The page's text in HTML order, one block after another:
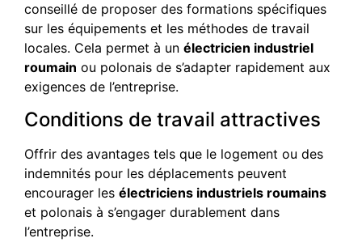
conseillé de proposer des formations spécifiques
sur les équipements et les méthodes de travail
locales. Cela permet à un électricien industriel
roumain ou polonais de s’adapter rapidement aux
exigences de l’entreprise.
Conditions de travail attractives
Offrir des avantages tels que le logement ou des
indemnités pour les déplacements peuvent
encourager les électriciens industriels roumains
et polonais à s’engager durablement dans
l’entreprise.